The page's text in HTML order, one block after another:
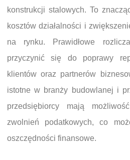
konstrukcji stalowych. To
kosztów działalności i
na rynku. Prawidłowe
przyczynić się do poprawy
klientów oraz partnerów
istotne w branży budowlanej i
przedsiębiorcy mają
zwolnień podatkowych, co
oszczędności finansowe.